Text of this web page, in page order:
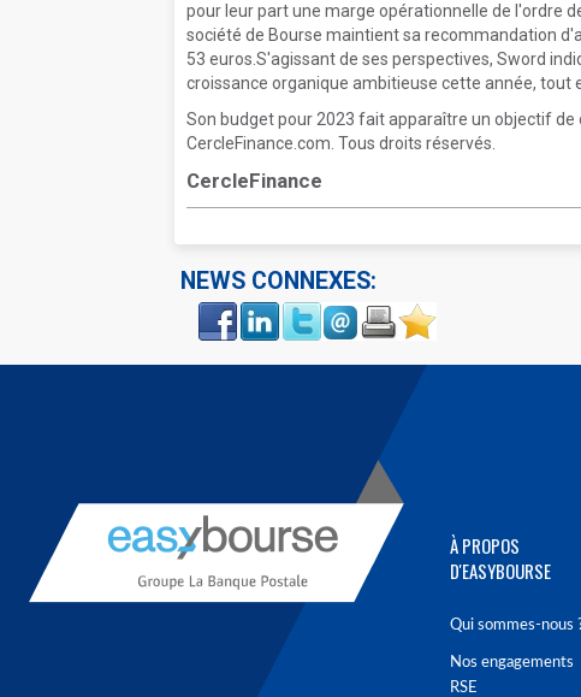
pour leur part une marge opérationnelle de l'ordre
société de Bourse maintient sa recommandation
53 euros.S'agissant de ses perspectives, Sword
croissance organique ambitieuse cette année, tout
Son budget pour 2023 fait apparaître un objectif de
CercleFinance.com. Tous droits réservés.
CercleFinance
NEWS CONNEXES:
Face
book
LinkIn Twitter Envoyer ImprimerFavoris
À PROPOS
D'EASYBOURSE
Qui sommes-nous
Nos engagements
RSE